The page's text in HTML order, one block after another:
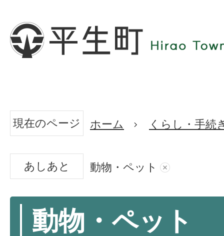
現在のページ ホーム くらし・手続
あしあと 動物・ペット
動物・ペット